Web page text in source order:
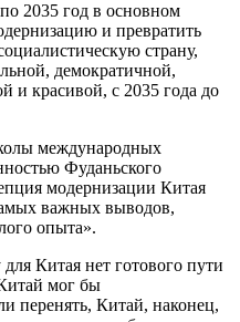
2035 год в основном
и превратить
страну,
демократичной,
и красивой, с 2035 года до
международных
Фуданьского
модернизации Китая
важных выводов,
опыта».
Китая нет готового пути
мог бы
перенять, Китай, наконец,